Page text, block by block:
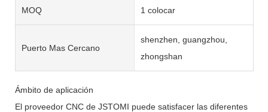
MOQ 1 colocar
Puerto Mas Cercano
shenzhen, guangzhou,
zhongshan
Ámbito de aplicación
El proveedor CNC de JSTOMI puede satisfacer las diferentes